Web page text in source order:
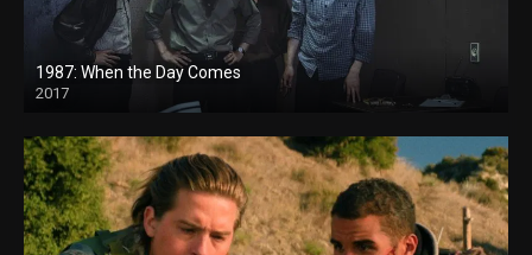
1987: When the Day Comes
2017